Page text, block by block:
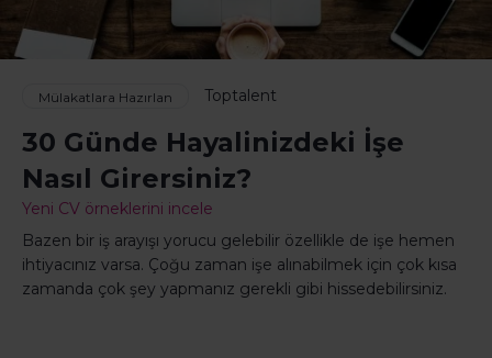
Mülakatlara Hazırlan Toptalent
30 Günde Hayalinizdeki İşe
Nasıl Girersiniz?
Yeni CV örneklerini incele
Bazen bir iş arayışı yorucu gelebilir özellikle de işe hemen
ihtiyacınız varsa. Çoğu zaman işe alınabilmek için çok kısa
zamanda çok şey yapmanız gerekli gibi hissedebilirsiniz.